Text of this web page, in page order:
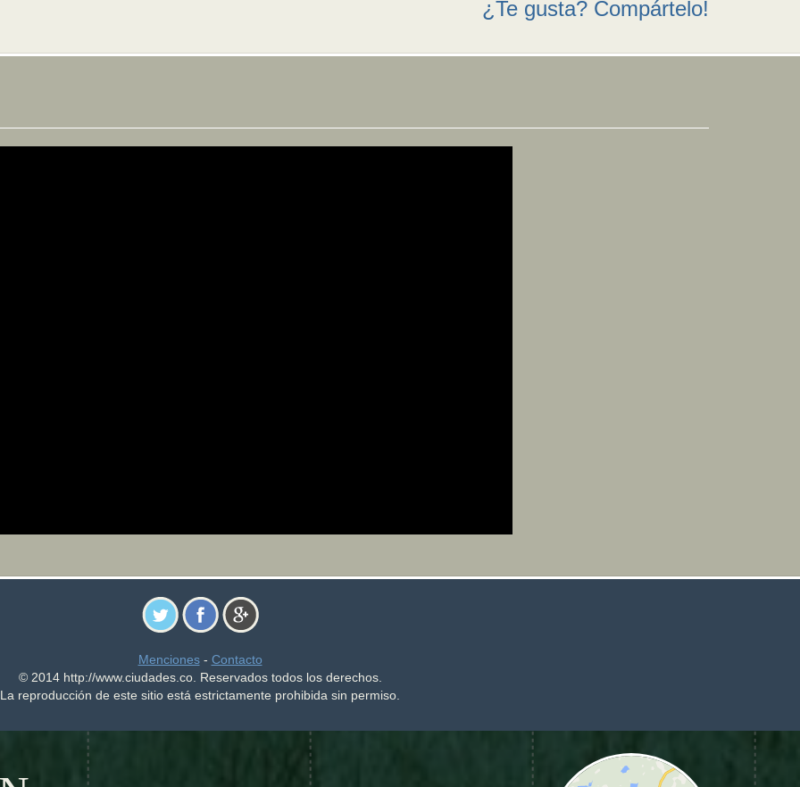
¿Te gusta? Compártelo!
Menciones- Contacto
© 2014 http://www.ciudades.co. Reservados todos los derechos.
La reproducción de este sitio está estrictamente prohibida sin permiso.